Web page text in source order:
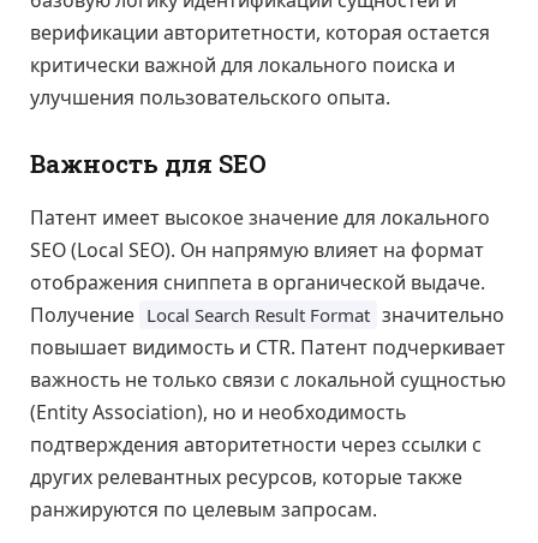
верификации авторитетности, которая остается
критически важной для локального поиска и
улучшения пользовательского опыта.
Важность для SEO
Патент имеет высокое значение для локального
SEO (Local SEO). Он напрямую влияет на формат
отображения сниппета в органической выдаче.
Получение Local Search Result Format значительно
повышает видимость и CTR. Патент подчеркивает
важность не только связи с локальной сущностью
(Entity Association), но и необходимость
подтверждения авторитетности через ссылки с
других релевантных ресурсов, которые также
ранжируются по целевым запросам.